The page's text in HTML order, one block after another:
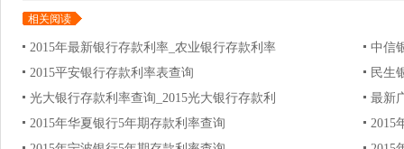
相关阅读
2015年最新银行存款利率_农业银行存款利率
中信
2015平安银行存款利率表查询
民生
光大银行存款利率查询_2015光大银行存款利
最新
2015年华夏银行5年期存款利率查询
2015